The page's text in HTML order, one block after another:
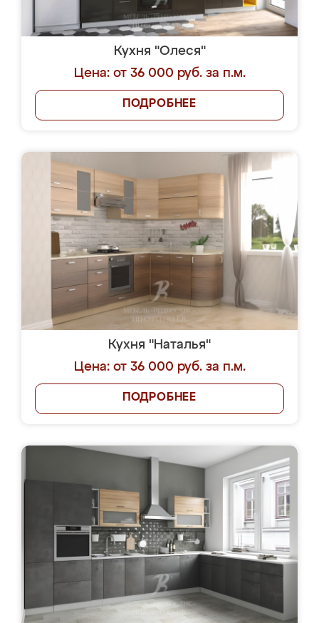
Кухня "Олеся"
Цена: от 36 000 руб. за п.м.
ПОДРОБНЕЕ
Кухня "Наталья"
Цена: от 36 000 руб. за п.м.
ПОДРОБНЕЕ